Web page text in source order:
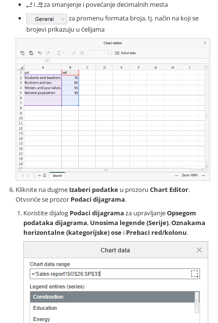
i
za smanjenje i povećanje decimalnih mesta
za promenu formata broja, tj. način na koji se
brojevi prikazuju u ćelijama
Kliknite na dugme Izaberi podatke u prozoru Chart Editor.
Otvoriće se prozor Podaci dijagrama.
Koristite dijalog Podaci dijagrama za upravljanjeOpsegom
podataka dijagrama, Unosima legende (Serije),Oznakama
horizontalne (kategorijske) ose i Prebaci red/kolonu.